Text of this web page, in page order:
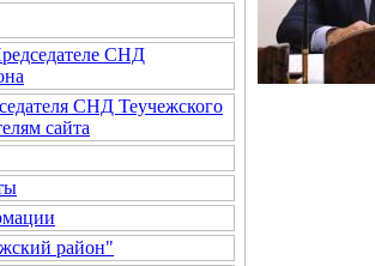
СНД
СНД Теучежского
сайта
район"